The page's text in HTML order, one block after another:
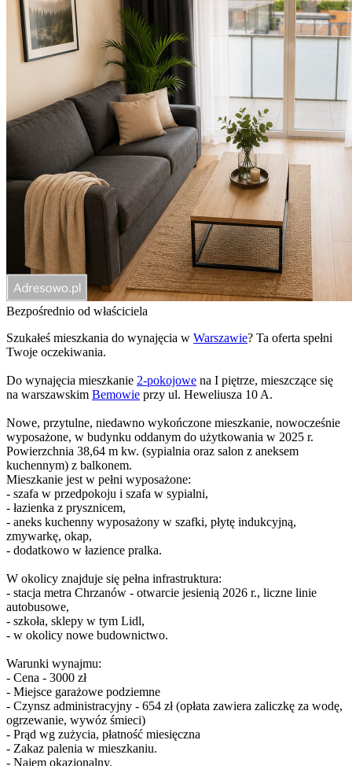
Bezpośrednio od właściciela
Szukałeś mieszkania do wynajęcia w Warszawie? Ta oferta spełni
Twoje oczekiwania.
Do wynajęcia mieszkanie 2-pokojowe na I piętrze, mieszczące się
na warszawskim Bemowie przy ul. Heweliusza 10 A.
Nowe, przytulne, niedawno wykończone mieszkanie, nowocześnie
wyposażone, w budynku oddanym do użytkowania w 2025 r.
Powierzchnia 38,64 m kw. (sypialnia oraz salon z aneksem
kuchennym) z balkonem.
Mieszkanie jest w pełni wyposażone:
- szafa w przedpokoju i szafa w sypialni,
- łazienka z prysznicem,
- aneks kuchenny wyposażony w szafki, płytę indukcyjną,
zmywarkę, okap,
- dodatkowo w łazience pralka.
W okolicy znajduje się pełna infrastruktura:
- stacja metra Chrzanów - otwarcie jesienią 2026 r., liczne linie
autobusowe,
- szkoła, sklepy w tym Lidl,
- w okolicy nowe budownictwo.
Warunki wynajmu:
- Cena - 3000 zł
- Miejsce garażowe podziemne
- Czynsz administracyjny - 654 zł (opłata zawiera zaliczkę za wodę,
ogrzewanie, wywóz śmieci)
- Prąd wg zużycia, płatność miesięczna
- Zakaz palenia w mieszkaniu.
- Najem okazjonalny.